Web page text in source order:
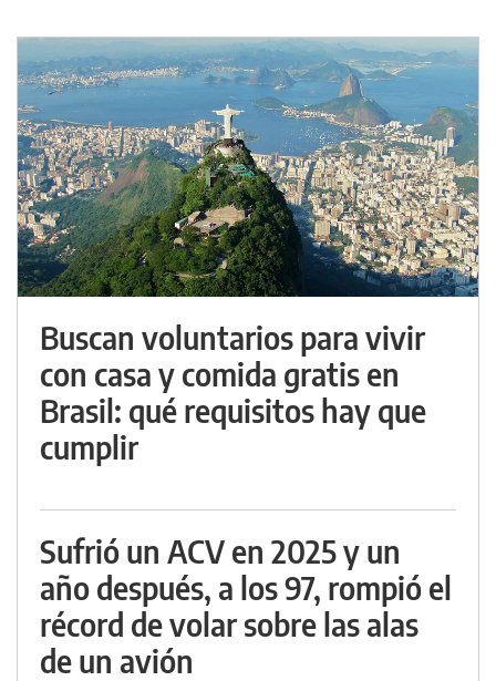
Buscan voluntarios para vivir
con casa y comida gratis en
Brasil: qué requisitos hay que
cumplir
Sufrió un ACV en 2025 y un
año después, a los 97, rompió el
récord de volar sobre las alas
de un avión